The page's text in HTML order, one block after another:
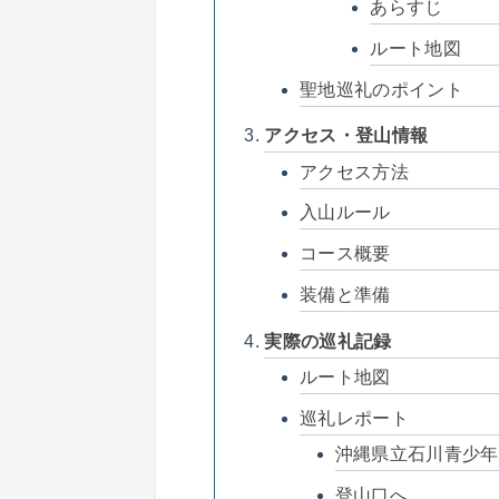
あらすじ
ルート地図
聖地巡礼のポイント
アクセス・登山情報
アクセス方法
入山ルール
コース概要
装備と準備
実際の巡礼記録
ルート地図
巡礼レポート
沖縄県立石川青少
登山口へ